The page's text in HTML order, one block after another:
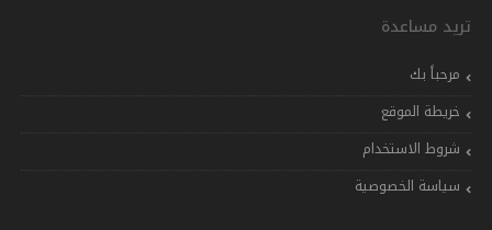
تريد مساعدة
مرحباً بك
خريطة الموقع
شروط الاستخدام
سياسة الخصوصية